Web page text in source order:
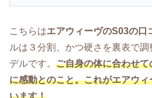
こちらはエアウィーヴのS03の口
ルは３分割、かつ硬さを裏表で
デルです。 ご自身の体に合わせ
に感動とのこと。これがエアウ
います！